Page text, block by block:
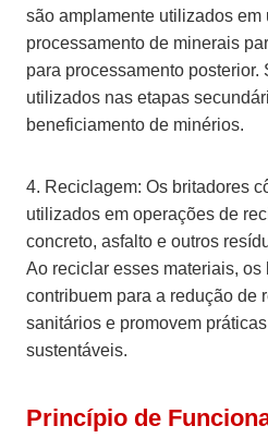
são amplamente utilizados em
processamento de minerais
para processamento posterior.
utilizados nas etapas
beneficiamento de minérios.
4. Reciclagem: Os britadores
utilizados em operações de
concreto, asfalto e outros
Ao reciclar esses materiais, os
contribuem para a redução de
sanitários e promovem
sustentáveis.
Princípio de